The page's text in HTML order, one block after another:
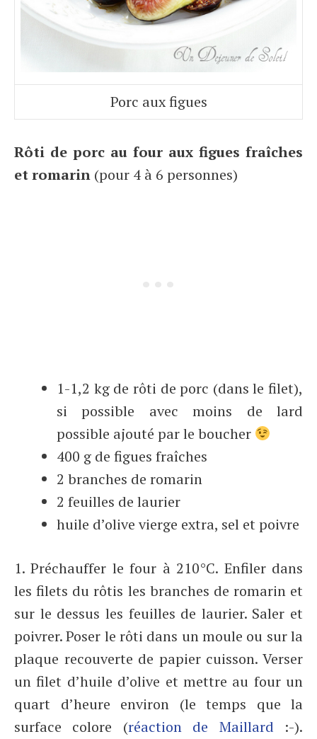
Porc aux figues
Rôti de porc au four aux figues fraîches
et romarin (pour 4 à 6 personnes)
1-1,2 kg de rôti de porc (dans le filet),
si possible avec moins de lard
possible ajouté par le boucher
400 g de figues fraîches
2 branches de romarin
2 feuilles de laurier
huile d’olive vierge extra, sel et poivre
1. Préchauffer le four à 210°C. Enfiler dans
les filets du rôtis les branches de romarin et
sur le dessus les feuilles de laurier. Saler et
poivrer. Poser le rôti dans un moule ou sur la
plaque recouverte de papier cuisson. Verser
un filet d’huile d’olive et mettre au four un
quart d’heure environ (le temps que la
surface colore (réaction de Maillard :-).